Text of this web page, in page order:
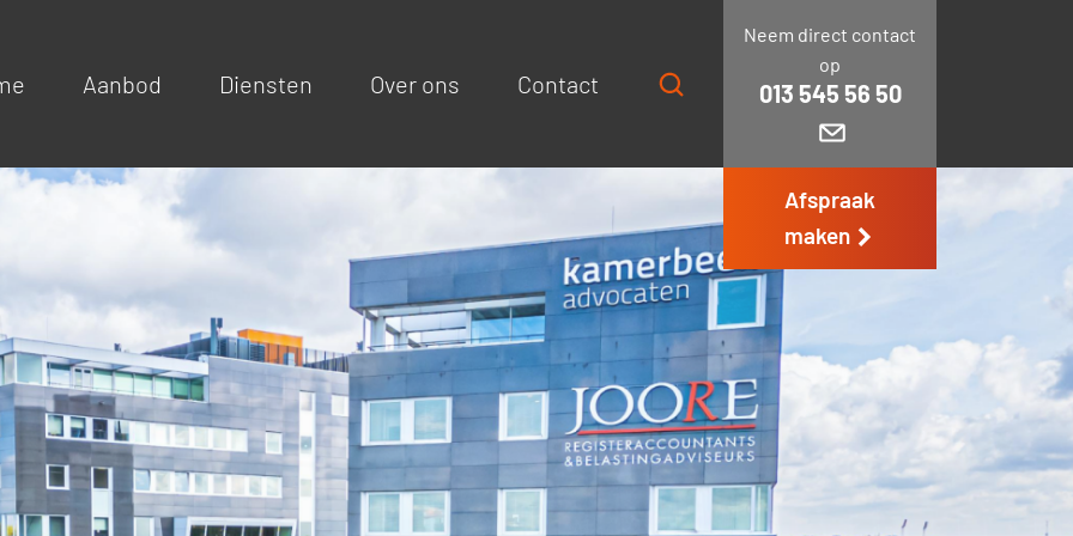
Aanbod Diensten Over ons Contact
Neem direct contact
op
013 545 56 50
Afspraak
maken